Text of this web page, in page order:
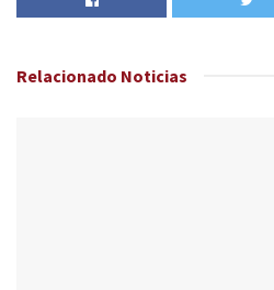
Relacionado Noticias